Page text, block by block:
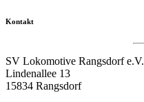
Kontakt
SV Lokomotive Rangsdorf e.V.
Lindenallee 13
15834 Rangsdorf